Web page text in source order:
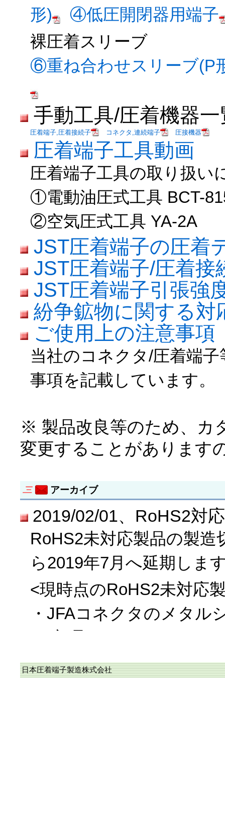
形)
④低圧開閉器用端子
裸圧着スリーブ
⑥重ね合わせスリーブ(P
手動工具/圧着機器一
圧着端子,圧着接続子 コネクタ,連続端子 圧接機器
圧着端子工具動画
圧着端子工具の取り扱い
①電動油圧式工具 BCT-
②空気圧式工具 YA-2A
JST圧着端子の圧着
JST圧着端子/圧着
JST圧着端子引張強
紛争鉱物に関する
ご使用上の注意事項
当社のコネクタ/圧着端
事項を記載しています。
※ 製品改良等のため、カ
変更することがあります
アーカイブ
2019/02/01、RoHS2対
RoHS2未対応製品の製
ら2019年7月へ延期しま
<現時点のRoHS2未対応
・JFAコネクタのメタル
・WPKコネクタを構成
日本圧着端子製造株式会社